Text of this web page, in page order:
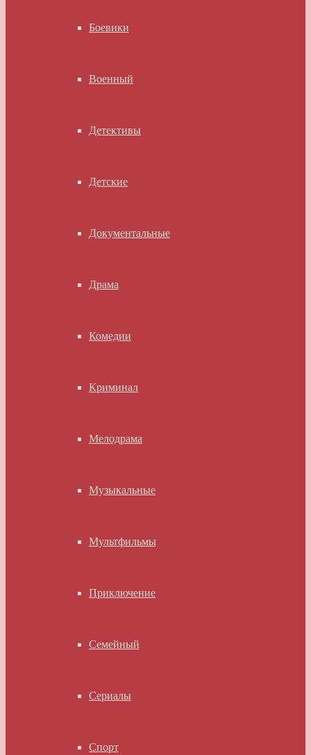
Боевики
Военный
Детективы
Детские
Документальные
Драма
Комедии
Криминал
Мелодрама
Музыкальные
Мультфильмы
Приключение
Семейный
Сериалы
Спорт